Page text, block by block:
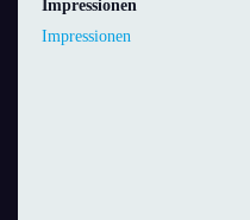
Impressionen
Impressionen